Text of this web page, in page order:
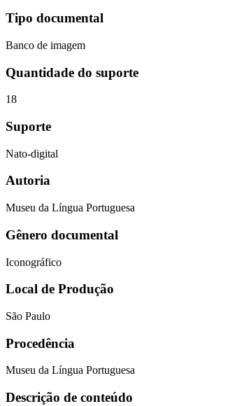
Tipo documental
Banco de imagem
Quantidade do suporte
18
Suporte
Nato-digital
Autoria
Museu da Língua Portuguesa
Gênero documental
Iconográfico
Local de Produção
São Paulo
Procedência
Museu da Língua Portuguesa
Descrição de conteúdo